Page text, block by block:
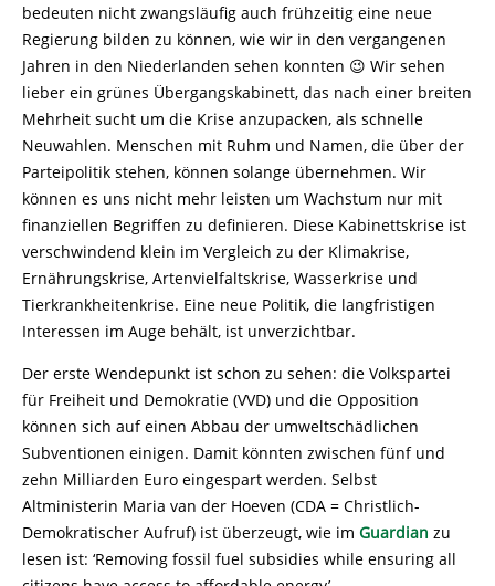
bedeuten nicht zwangsläufig auch frühzeitig eine neue
Regierung bilden zu können, wie wir in den vergangenen
Jahren in den Niederlanden sehen konnten 😉 Wir sehen
lieber ein grünes Übergangskabinett, das nach einer breiten
Mehrheit sucht um die Krise anzupacken, als schnelle
Neuwahlen. Menschen mit Ruhm und Namen, die über der
Parteipolitik stehen, können solange übernehmen. Wir
können es uns nicht mehr leisten um Wachstum nur mit
finanziellen Begriffen zu definieren. Diese Kabinettskrise ist
verschwindend klein im Vergleich zu der Klimakrise,
Ernährungskrise, Artenvielfaltskrise, Wasserkrise und
Tierkrankheitenkrise. Eine neue Politik, die langfristigen
Interessen im Auge behält, ist unverzichtbar.
Der erste Wendepunkt ist schon zu sehen: die Volkspartei
für Freiheit und Demokratie (VVD) und die Opposition
können sich auf einen Abbau der umweltschädlichen
Subventionen einigen. Damit könnten zwischen fünf und
zehn Milliarden Euro eingespart werden. Selbst
Altministerin Maria van der Hoeven (CDA = Christlich-
Demokratischer Aufruf) ist überzeugt, wie im Guardian zu
lesen ist: ‘Removing fossil fuel subsidies while ensuring all